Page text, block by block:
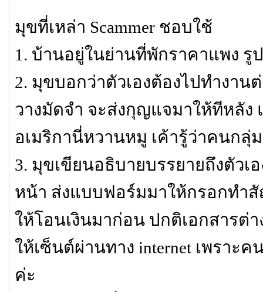
มุขที่เหล่า Scammer ชอบใช้
1. บ้านอยู่ในย่านที่พักราคาแพง
2. มุขบอกว่าตัวเองต้องไปทำงาน
วางมัดจำ จะส่งกุญแจมาให้ทีหลั
อเมริกานี่หวานหมู เค้ารู้ว่าคนกลุ่
3. มุขเขียนอธิบายบรรยายถึงตัวเ
หน้า ส่งแบบฟอร์มมาให้กรอกทำ
ให้โอนเงินมาก่อน ปกติเอกสารต่
ให้เซ็นต์ผ่านทาง internet เพราะ
ค่ะ